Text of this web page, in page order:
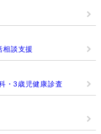
相談支援
・3歳児健康診査